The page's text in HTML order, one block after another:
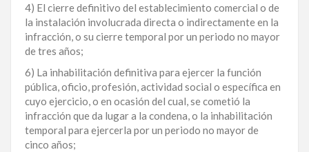
4) El cierre definitivo del establecimiento comercial o de
la instalación involucrada directa o indirectamente en la
infracción, o su cierre temporal por un periodo no mayor
de tres años;
6) La inhabilitación definitiva para ejercer la función
pública, oficio, profesión, actividad social o específica en
cuyo ejercicio, o en ocasión del cual, se cometió la
infracción que da lugar a la condena, o la inhabilitación
temporal para ejercerla por un periodo no mayor de
cinco años;